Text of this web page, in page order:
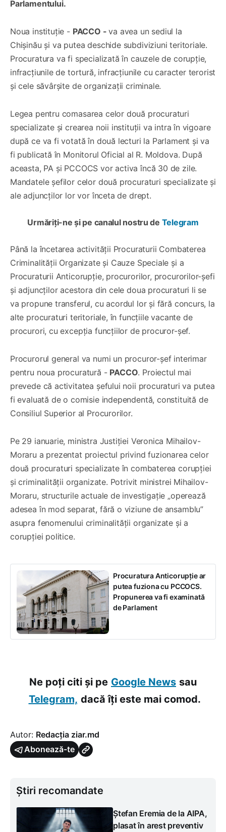
Parlamentului.
Noua instituție - PACCO -va avea un sediul la
Chișinău și va putea deschide subdiviziuni teritoriale.
Procuratura va fi specializată în cauzele de corupție,
infracțiunile de tortură, infracțiunile cu caracter terorist
și cele săvârșite de organizații criminale.
Legea pentru comasarea celor două procuraturi
specializate și crearea noii instituții va intra în vigoare
după ce va fi votată în două lecturi la Parlament și va
fi publicată în Monitorul Oficial al R. Moldova. După
aceasta, PA și PCCOCS vor activa încă 30 de zile.
Mandatele șefilor celor două procuraturi specializate și
ale adjuncților lor vor înceta de drept.
Urmăriți-ne și pe canalul nostru de Telegram
Până la încetarea activității Procuraturii Combaterea
Criminalității Organizate și Cauze Speciale și a
Procuraturii Anticorupție, procurorilor, procurorilor-șefi
și adjuncților acestora din cele doua procuraturi li se
va propune transferul, cu acordul lor și fără concurs, la
alte procuraturi teritoriale, în funcțiile vacante de
procurori, cu excepția funcțiilor de procuror-șef.
Procurorul general va numi un procuror-șef interimar
pentru noua procuratură - PACCO. Proiectul mai
prevede că activitatea șefului noii procuraturi va putea
fi evaluată de o comisie independentă, constituită de
Consiliul Superior al Procurorilor.
Pe 29 ianuarie, ministra Justiției Veronica Mihailov-
Moraru a prezentat proiectul privind fuzionarea celor
două procuraturi specializate în combaterea corupției
și criminalității organizate. Potrivit ministrei Mihailov-
Moraru, structurile actuale de investigație „operează
adesea în mod separat, fără o viziune de ansamblu”
asupra fenomenului criminalității organizate și a
corupției politice.
Procuratura Anticorupție ar
putea fuziona cu PCCOCS.
Propunerea va fi examinată
de Parlament
Ne poți citi și pe Google News sau
Telegram, dacă îți este mai comod.
Autor: Redacția ziar.md
Abonează-te
Știri recomandate
Ștefan Eremia de la AIPA,
plasat în arest preventiv